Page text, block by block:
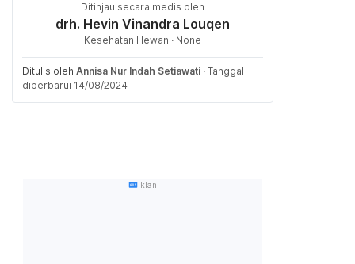
Ditinjau secara medis oleh
drh. Hevin Vinandra Louqen
Kesehatan Hewan · None
Ditulis oleh Annisa Nur Indah Setiawati · Tanggal
diperbarui 14/08/2024
Iklan